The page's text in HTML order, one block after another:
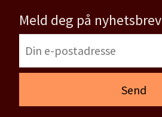
Meld deg på nyhetsbrev